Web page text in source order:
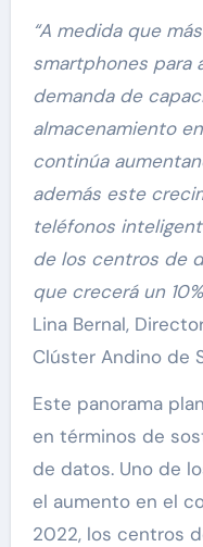
“A medida que
smartphones para
demanda de
almacenamiento
continúa
además este
teléfonos
de los centros de
que crecerá un
Lina Bernal,
Clúster Andino de
Este panorama
en términos de
de datos. Uno de
el aumento en el
2022, los centros